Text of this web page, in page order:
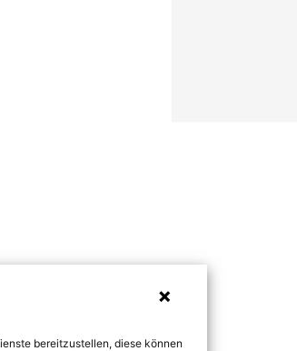
bereitzustellen, diese können